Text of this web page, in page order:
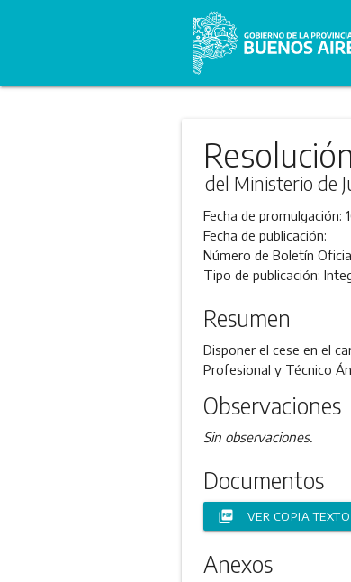
del Ministerio de
Fecha de promulgación:
Fecha de publicación:
Número de Boletín
Tipo de publicación:
Resumen
Disponer el cese en el
Profesional y Técnico
Observaciones
Sin observaciones.
Documentos
picture_as_pdf VER COPIA
Anexos